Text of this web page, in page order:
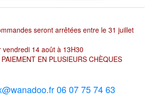
seront arrêtées entre le 31 juillet
14 août à 13H30
EN PLUSIEURS CHÈQUES
06 07 75 74 63